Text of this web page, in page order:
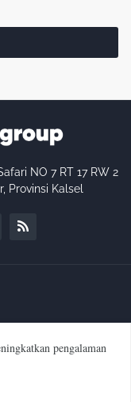
NO 7 RT 17 RW 2
Provinsi Kalsel
pengalaman